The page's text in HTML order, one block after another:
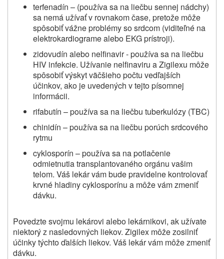
terfenadín – (používa sa na liečbu sennej nádchy)
sa nemá užívať v rovnakom čase, pretože môže
spôsobiť vážne problémy so srdcom (viditeľné na
elektrokardiograme alebo EKG prístroji).
zidovudín alebo nelfinavir - používa sa na liečbu
HIV infekcie. Užívanie nelfinaviru a Zigilexu môže
spôsobiť výskyt väčšieho počtu vedľajších
účinkov, ako je uvedených v tejto písomnej
informácii.
rifabutín – používa sa na liečbu tuberkulózy (TBC)
chinidín – používa sa na liečbu porúch srdcového
rytmu
cyklosporín – používa sa na potlačenie
odmietnutia transplantovaného orgánu vašim
telom. Váš lekár vám bude pravidelne kontrolovať
krvné hladiny cyklosporínu a môže vám zmeniť
dávku.
Povedzte svojmu lekárovi alebo lekárnikovi, ak užívate
niektorý z nasledovných liekov. Zigilex môže zosilniť
účinky týchto ďalších liekov. Váš lekár vám môže zmeniť
dávku.